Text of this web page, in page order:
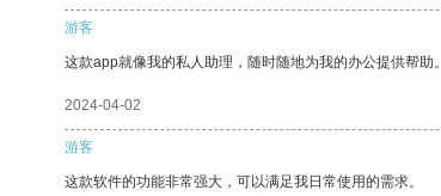
游客
这款app就像我的私人助理，随时随地为我的办公提供帮助。
2024-04-02
游客
这款软件的功能非常强大，可以满足我日常使用的需求。